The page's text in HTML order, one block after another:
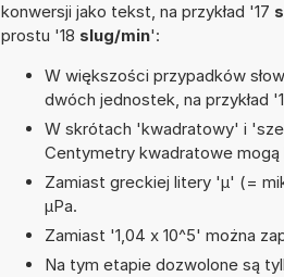
konwersji jako tekst, na przykład '17
prostu '18 slug/min':
W większości przypadków
dwóch jednostek, na przykład
W skrótach 'kwadratowy' i
Centymetry kwadratowe
Zamiast greckiej litery 'µ' (=
µPa.
Zamiast '1,04 x 10^5' można
Na tym etapie dozwolone są